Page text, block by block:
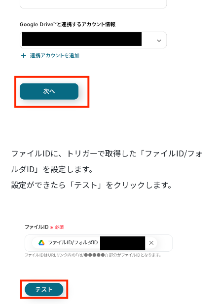
ファイルIDに、トリガーで取得した「ファイルID/フォ
ルダID」を設定します。
設定ができたら「テスト」をクリックします。